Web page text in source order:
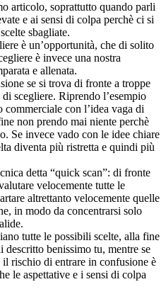
articolo, soprattutto quando parli
e ai sensi di colpa perchè ci si
sbagliate.
è un’opportunità, che di solito
è invece una nostra
e allenata.
se si trova di fronte a troppe
di scegliere. Riprendo l’esempio
commerciale con l’idea vaga di
non prendo mai niente perchè
Se invece vado con le idee chiare
diventa più ristretta e quindi più
detta “quick scan”: di fronte
velocemente tutte le
altrettanto velocemente quelle
in modo da concentrarsi solo
tutte le possibili scelte, alla fine
benissimo tu, mentre se
rischio di entrare in confusione è
le aspettative e i sensi di colpa